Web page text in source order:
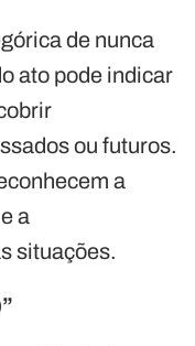
de nunca
ato pode indicar
ou futuros.
a
a
situações.